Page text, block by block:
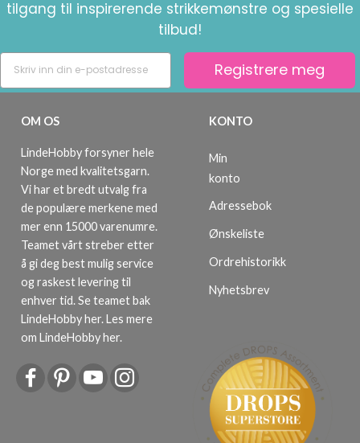
tilgang til inspirerende strikkemønstre og spesielle
tilbud!
Registrere meg
OM OS
LindeHobby forsyner hele
Norge med kvalitetsgarn.
Vi har et bredt utvalg fra
de populære merkene med
mer enn 15000 varenumre.
Teamet vårt streber etter
å gi deg best mulig service
og raskest levering til
enhver tid. Se teamet bak
LindeHobby her.Les mere
om LindeHobby her.
KONTO
Min
konto
Adressebok
Ønskeliste
Ordrehistorikk
Nyhetsbrev